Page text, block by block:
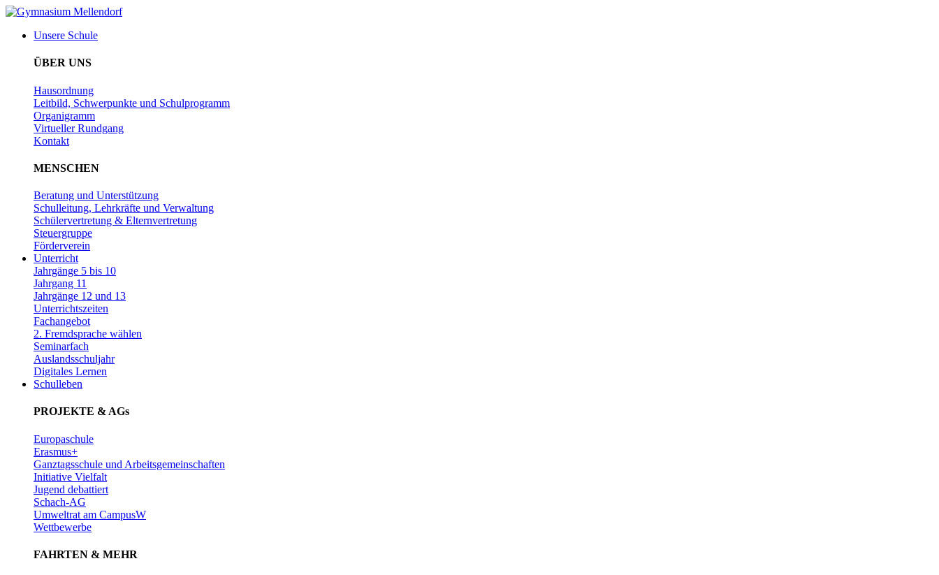
Zum
wechselnUnsere Schule
ÜBER UNS
Hausordnung
Leitbild, Schwerpunkte und Schulprogramm
Organigramm
Virtueller Rundgang
Kontakt
MENSCHEN
Beratung und Unterstützung
Schulleitung, Lehrkräfte und Verwaltung
Schülervertretung & Elternvertretung
Steuergruppe
Förderverein
Unterricht
Jahrgänge 5 bis 10
Jahrgang 11
Jahrgänge 12 und 13
Unterrichtszeiten
Fachangebot
2. Fremdsprache wählen
Seminarfach
Auslandsschuljahr
Digitales Lernen
Schulleben
PROJEKTE & AGs
Europaschule
Erasmus+
Ganztagsschule und Arbeitsgemeinschaften
Initiative Vielfalt
Jugend debattiert
Schach-AG
Umweltrat am CampusW
Wettbewerbe
FAHRTEN & MEHR